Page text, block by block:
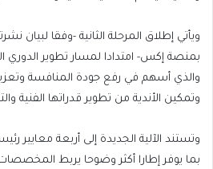
ويأتي إطلاق المرحلة الثانية -وفقا لبيان
والذي أسهم في رفع جودة المنافسة وتعزيز
وتمكين الأندية من تطوير قدراتها الفنية
وتستند الآلية الجديدة إلى أربعة معايير
بما يوفر إطارا أكثر وضوحا يربط المخصصات